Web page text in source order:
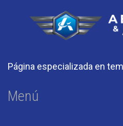
Página especializada en
Menú